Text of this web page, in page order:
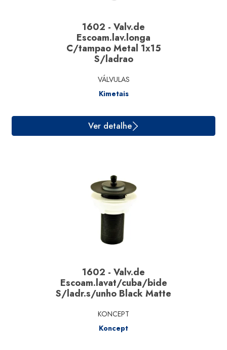
1602 - Valv.de
Escoam.lav.longa
C/tampao Metal 1x15
S/ladrao
VÁLVULAS
Kimetais
Ver detalhe
1602 - Valv.de
Escoam.lavat/cuba/bide
S/ladr.s/unho Black Matte
KONCEPT
Koncept